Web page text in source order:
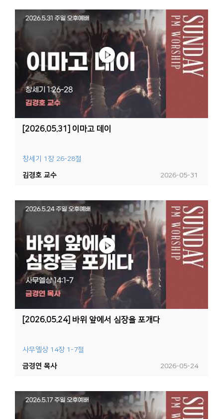
[2026.05.31] 이마고 데이
창세기 1장 26-28절
2026-05-31
김경호 교수
[2026.05.24] 바위 앞에서 심장을 포개다
사무엘상 14장 1-7절
2026-05-24
금경연 목사